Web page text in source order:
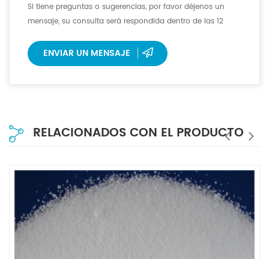
Si tiene preguntas o sugerencias, por favor déjenos un
mensaje, su consulta será respondida dentro de las 12
ENVIAR UN MENSAJE
RELACIONADOS CON EL PRODUCTO